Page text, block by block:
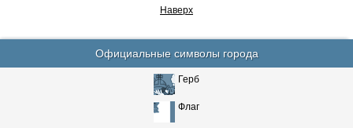
Наверх
Официальные символы города
Герб
Флаг